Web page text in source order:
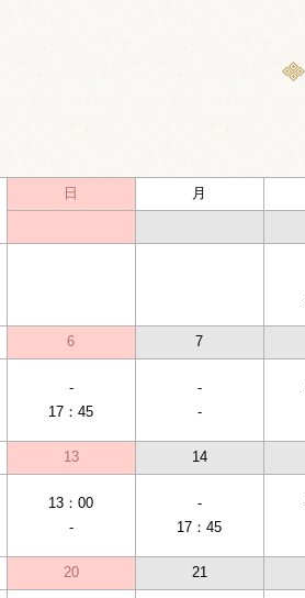
日 月
6 7
-
17：45
-
-
13 14
13：00
-
-
17：45
20 21